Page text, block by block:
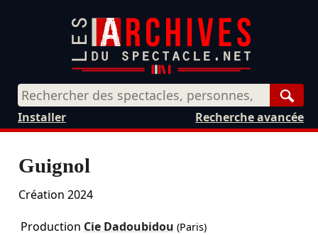
Recherche avancée
Installer
Guignol
Création 2024
Production Cie Dadoubidou (Paris)